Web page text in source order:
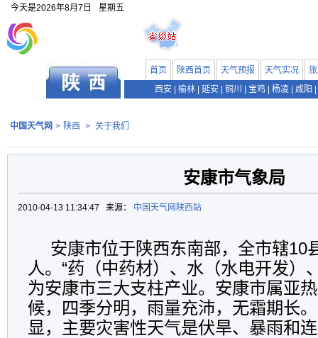
今天是2026年8月7日 星期五
首页 陕西首页 天气预报 天气实况
西安
榆林 延安 铜川 宝鸡 杨凌 咸阳
中国天气网 > 陕西 > 关于我们
安康市气象局
2010-04-13 11:34:47 来源： 中国天气网陕西站
安康市位于陕西东南部，全市辖10
人。“药（中药材）、水（水电开发）
为安康市三大支柱产业。安康市属亚
候，四季分明，雨量充沛，无霜期长
显，主要灾害性天气是伏旱、暴雨和